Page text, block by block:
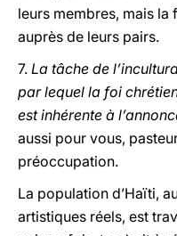
leurs membres, mais
auprès de leurs pairs.
7. La tâche de
par lequel la foi
est inhérente à
aussi pour vous,
préoccupation.
La population d’Haïti,
artistiques réels, est